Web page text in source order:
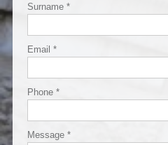
Surname *
Email *
Phone *
Message *